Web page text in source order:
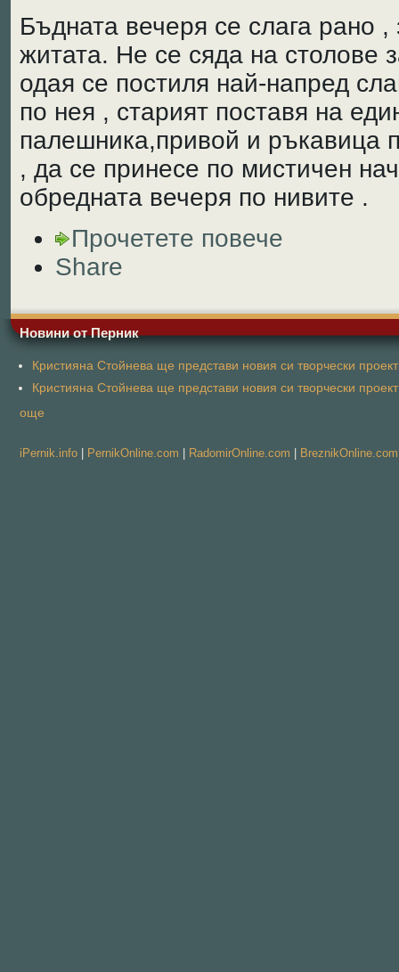
Бъдната вечеря се слага рано
житата. Не се сяда на столове
одая се постиля най-напред
по нея , старият поставя на
палешника,привой и ръкавица
, да се принесе по мистичен
обредната вечеря по нивите .
Прочетете повече
Share
Новини от Перник
Кристияна Стойнева ще представи новия си творчески
Кристияна Стойнева ще представи новия си творчески
още
iPernik.info | PernikOnline.com | RadomirOnline.com | BreznikOnline.com